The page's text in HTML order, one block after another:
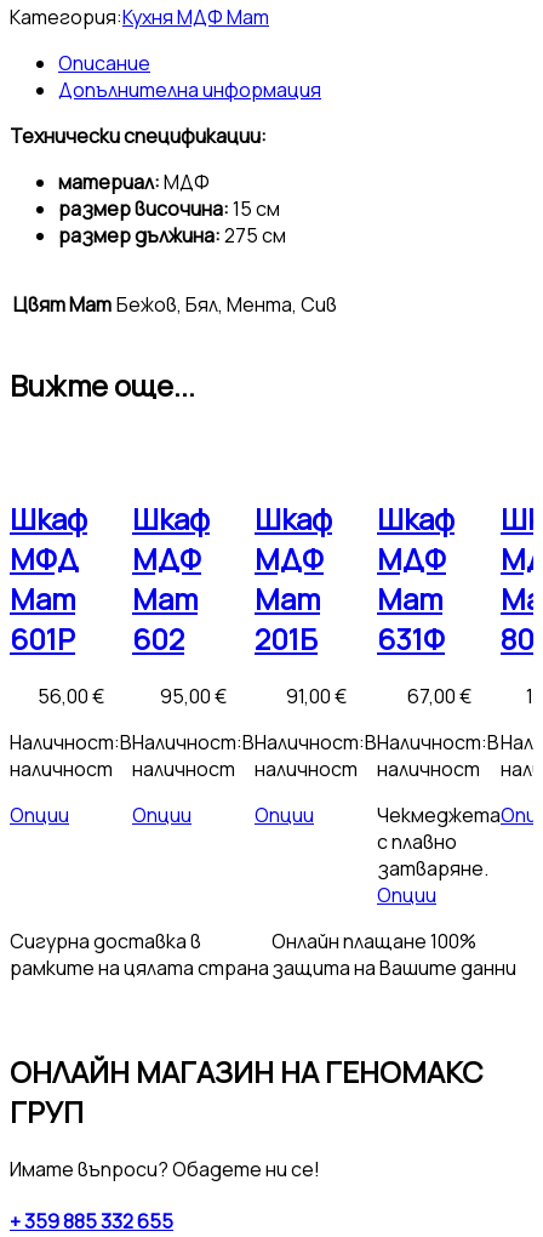
Категория:Кухня МДФ Мат
Описание
Допълнителна информация
Технически спецификации:
материал:МДФ
размер височина:15 см
размер дължина:275 см
Цвят МатБежов, Бял, Мента, Сив
Вижте още...
Шкаф
МФД
Мат
601Р
56,00€
Наличност:В
наличност
Опции
Шкаф
МДФ
Мат
602
95,00€
Наличност:В
наличност
Опции
Шкаф
МДФ
Мат
201Б
91,00€
Наличност:В
наличност
Опции
Шкаф
МДФ
Мат
631Ф
67,00€
Наличност:В
наличност
Чекмеджета
с плавно
затваряне.
Опции
Сигурна доставкав
рамките на цялата страна
Онлайн плащане100%
защита на Вашите данни
ОНЛАЙН МАГАЗИН НА ГЕНОМАКС
ГРУП
Имате въпроси? Обадете ни се!
+ 359 885 332 655